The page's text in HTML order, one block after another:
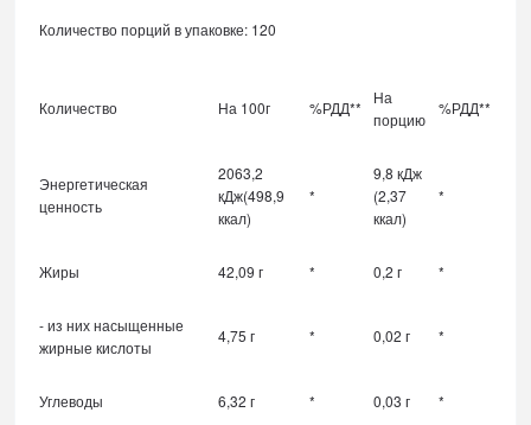
Количество порций в упаковке: 120
Количество На 100г %РДД**
На
порцию
%РДД**
Энергетическая
ценность
2063,2
кДж(498,9
ккал)
*
9,8 кДж
(2,37
ккал)
*
Жиры 42,09 г * 0,2 г *
- из них насыщенные
жирные кислоты
4,75 г * 0,02 г *
Углеводы 6,32 г * 0,03 г *